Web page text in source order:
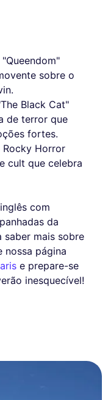
"Queendom"
sobre o
Black Cat"
de terror que
fortes.
Rocky Horror
cult que celebra
com
da
saber mais sobre
nossa página
e prepare-se
inesquecível!